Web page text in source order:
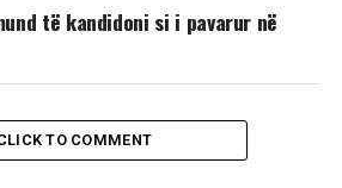
të kandidoni si i pavarur në
TO COMMENT